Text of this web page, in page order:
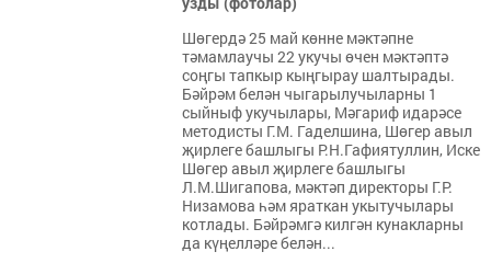
Шөгердә 25 май көнне мәктәпне
тәмамлаучы 22 укучы өчен мәктәптә
соңгы тапкыр кыңгырау шалтырады.
Бәйрәм белән чыгарылучыларны 1
сыйныф укучылары, Мәгариф идарәсе
методисты Г.М. Гаделшина, Шөгер авыл
җирлеге башлыгы Р.Н.Гафиятуллин, Иске
Шөгер авыл җирлеге башлыгы
Л.М.Шигапова, мәктәп директоры Г.Р.
Низамова һәм яраткан укытучылары
котлады. Бәйрәмгә килгән кунакларны
да күңелләре белән...